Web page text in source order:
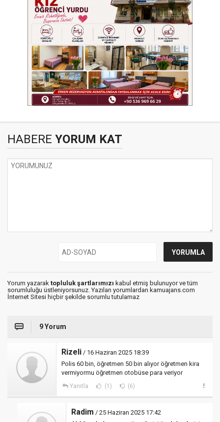
HABERE YORUM KAT
Yorum yazarak topluluk şartlarımızı kabul etmiş bulunuyor ve tüm
sorumluluğu üstleniyorsunuz. Yazılan yorumlardan kamuajans.com
İnternet Sitesi hiçbir şekilde sorumlu tutulamaz
9 Yorum
Rizeli / 16 Haziran 2025 18:39
Polis 60 bin, öğretmen 50 bin alıyor öğretmen kira
vermiyormu öğretmen otobüse para veriyor
Yanıtla (1) (6)
Radim / 25 Haziran 2025 17:42